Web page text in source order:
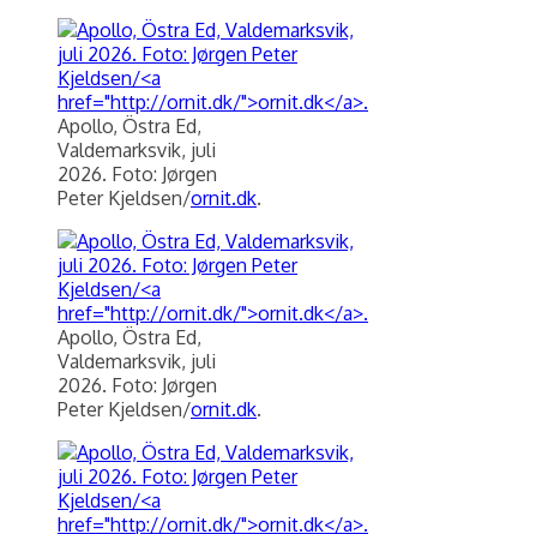
Apollo, Östra Ed,
Valdemarksvik, juli
2026. Foto: Jørgen
Peter Kjeldsen/ornit.dk.
Apollo, Östra Ed,
Valdemarksvik, juli
2026. Foto: Jørgen
Peter Kjeldsen/ornit.dk.